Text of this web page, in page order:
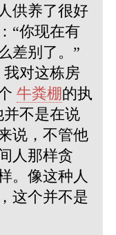
供养了很好
“你现在有
差别了。”
对这栋房
牛粪棚的执
不是在说
说，不管他
人那样贪
。像这种人
这个并不是